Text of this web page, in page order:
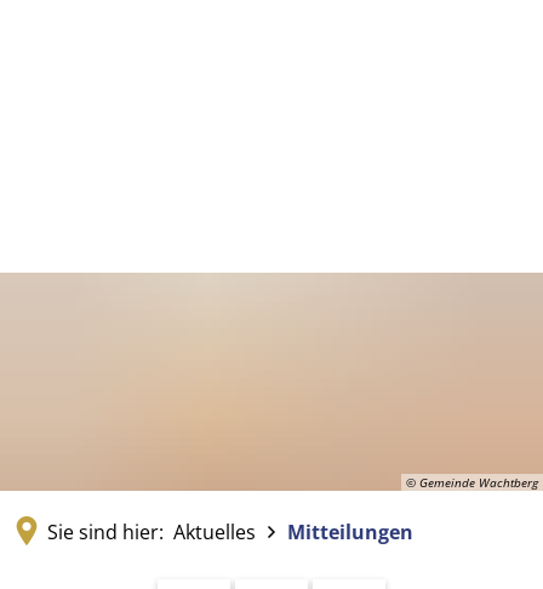
© Gemeinde Wachtberg
Sie sind hier: Aktuelles Mitteilungen